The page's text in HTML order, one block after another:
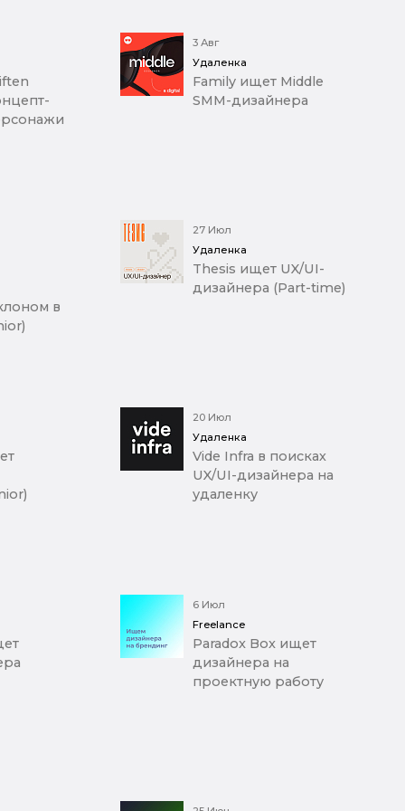
3 Авг
Удаленка
Family ищет Middle
SMM-дизайнера
в
27 Июл
Удаленка
Thesis ищет UX/UI-
дизайнера (Part-time)
20 Июл
Удаленка
Vide Infra в поисках
UX/UI-дизайнера на
удаленку
6 Июл
Freelance
Paradox Box ищет
дизайнера на
проектную работу